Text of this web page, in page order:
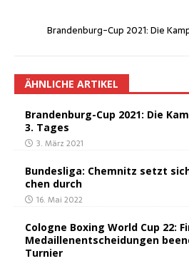
Bran­den­burg-Cup 2021: Die
ÄHNLICHE ARTIKEL
Bran­den­burg-Cup 2021: Die
3. Tages
3. März 2021
Bun­des­li­ga: Chem­nitz setzt
chen durch
16. Mai 2022
Colo­gne Boxing World Cup 22:
Medail­len­ent­schei­dun­gen
Turnier